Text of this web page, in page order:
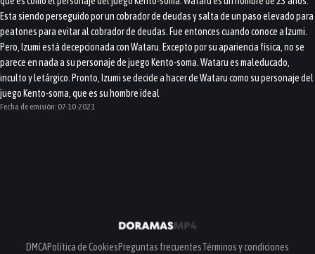
Esta siendo perseguido por un cobrador de deudas y salta de un paso elevado para
peatones para evitar al cobrador de deudas. Fue entonces cuando conoce a Izumi.
Pero, Izumi está decepcionada con Wataru. Excepto por su apariencia física, no se
parece en nada a su personaje de juego Kento-soma. Wataru es maleducado,
inculto y letárgico. Pronto, Izumi se decide a hacer de Wataru como su personaje del
juego Kento-soma, que es su hombre ideal
Fecha de emisión: 07-10-2021
DMCAPolítica de CookiesPreguntas frecuentesTérminos y condiciones